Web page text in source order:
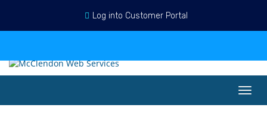
Log into Customer Portal
ein-/